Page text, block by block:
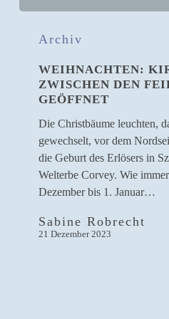
Kirche
Corvey
zwischen
Feiertagen
geöffnet
Archiv
WEIHNACHTEN:
ZWISCHEN DEN
GEÖFFNET
Die Christbäume leuchten,
gewechselt, vor dem
die Geburt des Erlösers in
Welterbe Corvey. Wie
Dezember bis 1. Januar…
Sabine Robrecht
21 Dezember 2023